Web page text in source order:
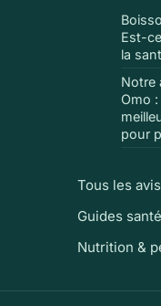
Est-
la
Notre
Omo
pour
Tous les
Guides
Nutrition &